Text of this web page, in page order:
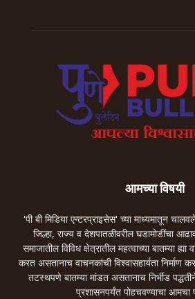
आमच्या विषयी
'पी बी मिडिया एन्टरप्राइसेस' च्या माध्यमातून
जिल्हा, राज्य व देशपातळीवरील घडामोडींचा
समाजातील विविध क्षेत्रातील महत्वाच्या बातम्या
करत असतानाच वाचनकांची विश्वासहार्यता निर्माण
तटस्थपणे बातम्या मांडत असतानाच निर्भीड
प्रशासनपर्यंत पोहचवण्याचा आमचा